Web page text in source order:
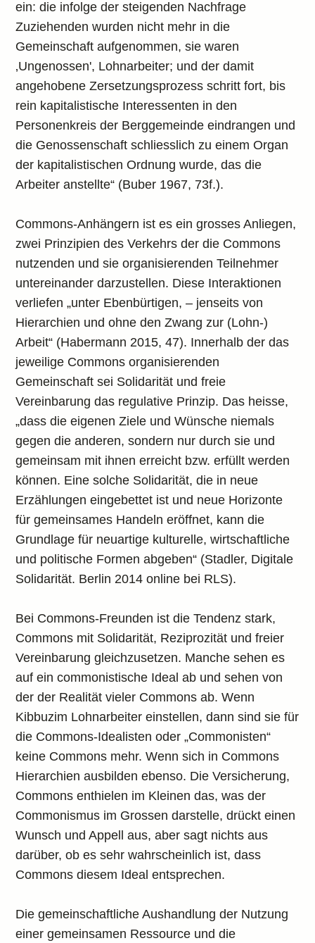
ein: die infolge der steigenden Nachfrage
Zuziehenden wurden nicht mehr in die
Gemeinschaft aufgenommen, sie waren
‚Ungenossen', Lohnarbeiter; und der damit
angehobene Zersetzungsprozess schritt fort, bis
rein kapitalistische Interessenten in den
Personenkreis der Berggemeinde eindrangen und
die Genossenschaft schliesslich zu einem Organ
der kapitalistischen Ordnung wurde, das die
Arbeiter anstellte“ (Buber 1967, 73f.).
Commons-Anhängern ist es ein grosses Anliegen,
zwei Prinzipien des Verkehrs der die Commons
nutzenden und sie organisierenden Teilnehmer
untereinander darzustellen. Diese Interaktionen
verliefen „unter Ebenbürtigen, – jenseits von
Hierarchien und ohne den Zwang zur (Lohn-)
Arbeit“ (Habermann 2015, 47). Innerhalb der das
jeweilige Commons organisierenden
Gemeinschaft sei Solidarität und freie
Vereinbarung das regulative Prinzip. Das heisse,
„dass die eigenen Ziele und Wünsche niemals
gegen die anderen, sondern nur durch sie und
gemeinsam mit ihnen erreicht bzw. erfüllt werden
können. Eine solche Solidarität, die in neue
Erzählungen eingebettet ist und neue Horizonte
für gemeinsames Handeln eröffnet, kann die
Grundlage für neuartige kulturelle, wirtschaftliche
und politische Formen abgeben“ (Stadler, Digitale
Solidarität. Berlin 2014 online bei RLS).
Bei Commons-Freunden ist die Tendenz stark,
Commons mit Solidarität, Reziprozität und freier
Vereinbarung gleichzusetzen. Manche sehen es
auf ein commonistische Ideal ab und sehen von
der der Realität vieler Commons ab. Wenn
Kibbuzim Lohnarbeiter einstellen, dann sind sie für
die Commons-Idealisten oder „Commonisten“
keine Commons mehr. Wenn sich in Commons
Hierarchien ausbilden ebenso. Die Versicherung,
Commons enthielen im Kleinen das, was der
Commonismus im Grossen darstelle, drückt einen
Wunsch und Appell aus, aber sagt nichts aus
darüber, ob es sehr wahrscheinlich ist, dass
Commons diesem Ideal entsprechen.
Die gemeinschaftliche Aushandlung der Nutzung
einer gemeinsamen Ressource und die